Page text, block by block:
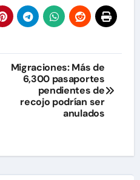
Migraciones: Más de
6,300 pasaportes
pendientes de
recojo podrían ser
anulados